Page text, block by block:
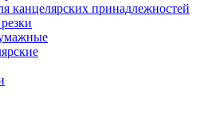
канцелярских принадлежностей